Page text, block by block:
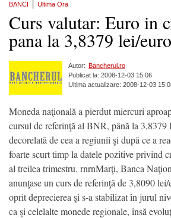
BANCI Ultima Ora
Curs valutar: Euro in
pana la 3,8379 lei/euro
Autor: Bancherul.ro
Publicat la: 2008-12-03 15:06
Ultima actualizare: 2008-12-03
Moneda naţională a pierdut miercuri
cursul de referinţă al BNR, până la
decorelată de cea a regiunii şi după ce a
foarte scurt timp la datele pozitive privind
al treilea trimestru. rnrnMarţi, Banca
anunţase un curs de referinţă de 3,8090
oprit deprecierea şi s-a stabilizat în jurul
ca şi celelalte monede regionale, însă